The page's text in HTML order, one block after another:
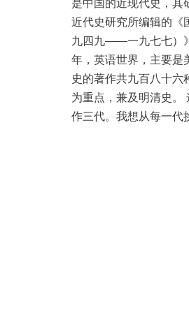
是中国的近现代史，其
近代史研究所编辑的《
九四九——一九七七）
年，英语世界，主要是
史的著作共九百八十六
为重点，兼及明清史。
作三代。我想从每一代